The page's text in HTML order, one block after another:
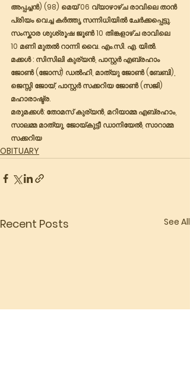
അപ്പച്ചൻ) (98) മെയ് 06 വ്യാഴാഴ്ച രാവിലെ താൻ
പ്രിയം വെച്ച കർത്തൃ സന്നിധിയിൽ ചേർക്കപ്പെട്ടു.
സംസ്കാര ശുശ്രൂഷ ജൂൺ 10 തിങ്കളാഴ്ച രാവിലെ
10 മണി മുതൽ റാന്നി വൈ. എം.സി. എ. യിൽ.
മക്കൾ : സിസിലി കുര്യൻ, പാസ്റ്റർ എബ്രഹാം
ജോൺ (ജോസ്) ഡൽഹി, മാത്യു ജോൺ (ബേബി),
ജെസ്സി ജോയ്, പാസ്റ്റർ സക്കറിയ ജോൺ (സജി)
മഹാരാഷ്ട്ര.
മരുമക്കൾ: തോമസ് കുര്യൻ, മറിയാമ്മ എബ്രഹാം,
സാലമ്മ മാത്യു, ജോയ്കുട്ടീ ഡാനിയേൽ, സാറാമ്മ
സക്കറിയ
OBITUARY
Recent Posts See All